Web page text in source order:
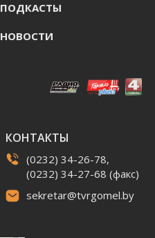
ПОДКАСТЫ
НОВОСТИ
КОНТАКТЫ
(0232) 34-26-78,
(0232) 34-27-68 (факс)
sekretar@tvrgomel.by